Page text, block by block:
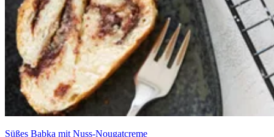
Süßes Babka mit Nuss-Nougatcreme